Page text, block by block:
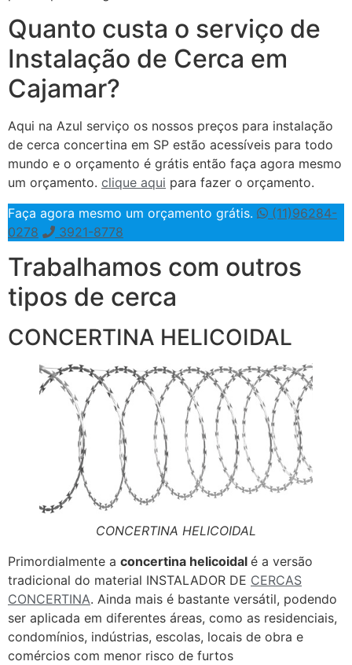
Quanto custa o serviço de
Instalação de Cerca em
Cajamar?
Aqui na Azul serviço os nossos preços para instalação
de cerca concertina em SP estão acessíveis para todo
mundo e o orçamento é grátis então faça agora mesmo
um orçamento. clique aqui para fazer o orçamento.
Faça agora mesmo um orçamento grátis.
(11)96284-
0278
3921-8778
Trabalhamos com outros
tipos de cerca
CONCERTINA HELICOIDAL
CONCERTINA HELICOIDAL
Primordialmente a concertina helicoidal é a versão
tradicional do material INSTALADOR DE CERCAS
CONCERTINA. Ainda mais é bastante versátil, podendo
ser aplicada em diferentes áreas, como as residenciais,
condomínios, indústrias, escolas, locais de obra e
comércios com menor risco de furtos